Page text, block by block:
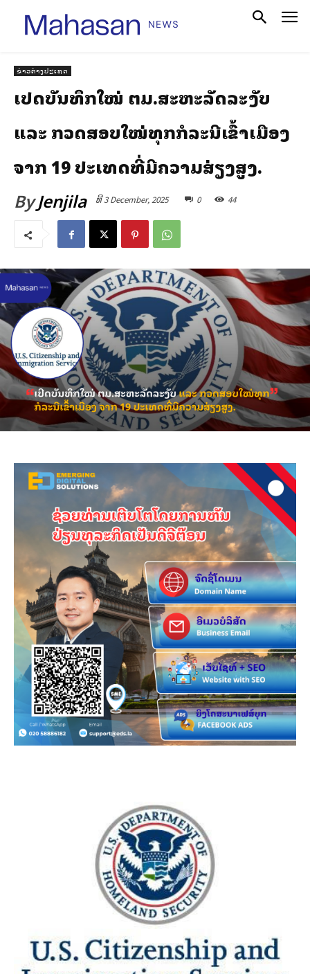
ຂ່າວຕ່າງປະເທດ
ເປີດບັນທຶກໃໝ່ ຕມ.ສະຫະລັດລະງັບ
ແລະ ກວດສອບໃໝ່ທຸກກໍລະນີເຂົ້າເມືອງ
ຈາກ 19 ປະເທດທີ່ມີຄວາມສ່ຽງສູງ.
ByJenjila ທີ 3 December, 2025 0 44